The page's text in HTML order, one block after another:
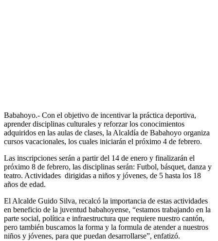
Babahoyo.- Con el objetivo de incentivar la práctica deportiva,
aprender disciplinas culturales y reforzar los conocimientos
adquiridos en las aulas de clases, la Alcaldía de Babahoyo organiza
cursos vacacionales, los cuales iniciarán el próximo 4 de febrero.
Las inscripciones serán a partir del 14 de enero y finalizarán el
próximo 8 de febrero, las disciplinas serán: Futbol, básquet, danza y
teatro. Actividades dirigidas a niños y jóvenes, de 5 hasta los 18
años de edad.
El Alcalde Guido Silva, recalcó la importancia de estas actividades
en beneficio de la juventud babahoyense, “estamos trabajando en la
parte social, política e infraestructura que requiere nuestro cantón,
pero también buscamos la forma y la formula de atender a nuestros
niños y jóvenes, para que puedan desarrollarse”, enfatizó.